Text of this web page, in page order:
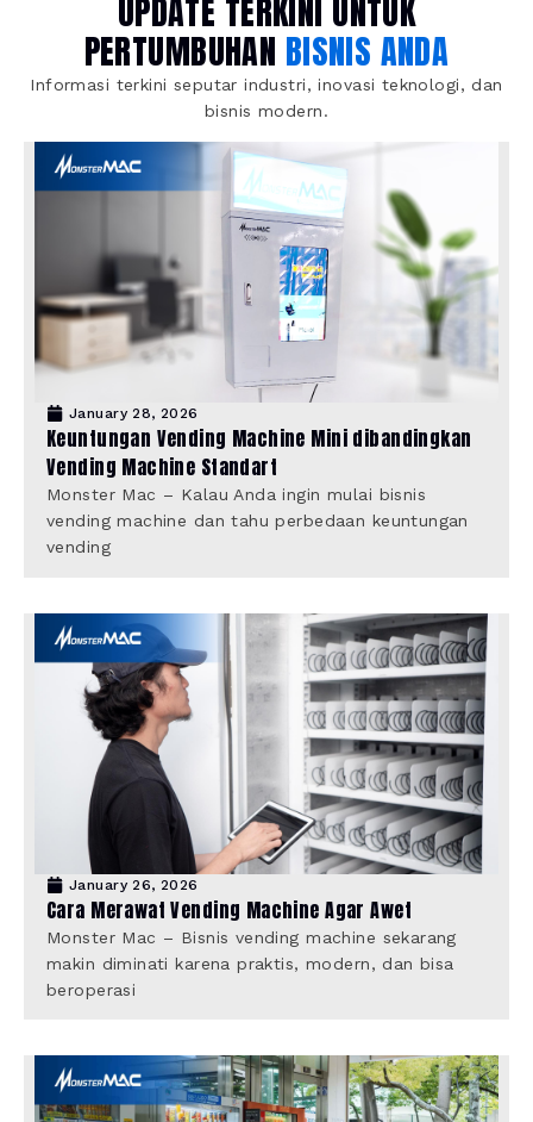
UPDATE TERKINI UNTUK
PERTUMBUHAN BISNIS ANDA
Informasi terkini seputar industri, inovasi teknologi, dan
bisnis modern.
January 28, 2026
Keuntungan Vending Machine Mini dibandingkan
Vending Machine Standart
Monster Mac – Kalau Anda ingin mulai bisnis
vending machine dan tahu perbedaan keuntungan
vending
January 26, 2026
Cara Merawat Vending Machine Agar Awet
Monster Mac – Bisnis vending machine sekarang
makin diminati karena praktis, modern, dan bisa
beroperasi